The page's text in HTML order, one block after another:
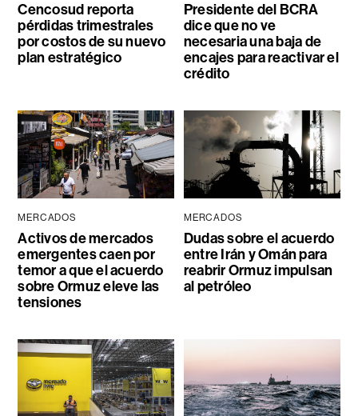
Cencosud reporta
pérdidas trimestrales
por costos de su nuevo
plan estratégico
Presidente del BCRA
dice que no ve
necesaria una baja de
encajes para reactivar el
crédito
MERCADOS
Activos de mercados
emergentes caen por
temor a que el acuerdo
sobre Ormuz eleve las
tensiones
MERCADOS
Dudas sobre el acuerdo
entre Irán y Omán para
reabrir Ormuz impulsan
al petróleo